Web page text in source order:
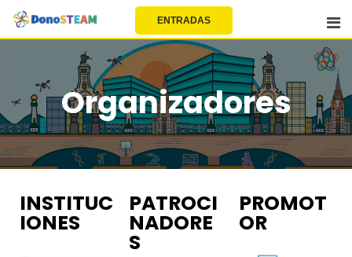
ENTRADAS
Organizadores
INSTITUC
IONES
PATROCI
NADORE
S
PROMOT
OR